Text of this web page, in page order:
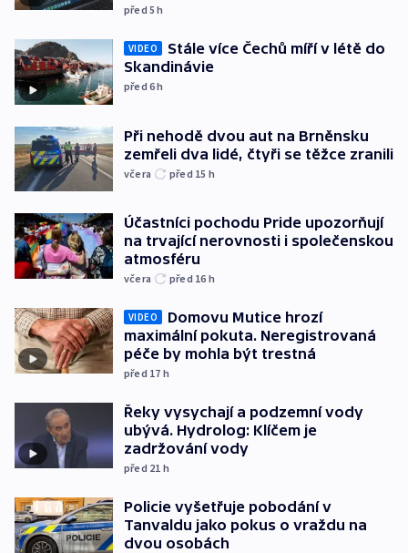
před 5h
VIDEO
Stále více Čechů míří v létě do
Skandinávie
před 6h
Při nehodě dvou aut na Brněnsku
zemřeli dva lidé, čtyři se těžce zranili
včera před 15 h
Účastníci pochodu Pride upozorňují
na trvající nerovnosti i společenskou
atmosféru
včera před 16 h
VIDEO
Domovu Mutice hrozí
maximální pokuta. Neregistrovaná
péče by mohla být trestná
před 17 h
Řeky vysychají a podzemní vody
ubývá. Hydrolog: Klíčem je
zadržování vody
před 21 h
Policie vyšetřuje pobodání v
Tanvaldu jako pokus o vraždu na
dvou osobách